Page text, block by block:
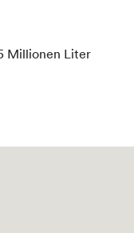
Millionen Liter